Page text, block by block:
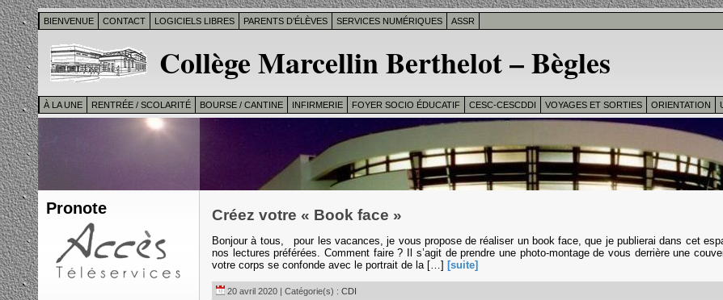
BIENVENUE CONTACT LOGICIELS LIBRES PARENTS D’ÉLÈVES SERVICES NUMÉRIQUES ASSR
Collège Marcellin Berthelot – Bègles
À LA UNE RENTRÉE / SCOLARITÉ BOURSE / CANTINE INFIRMERIE FOYER SOCIO ÉDUCATIF CESC-CESCDDI VOYAGES ET SORTIES ORIENTATION
Pronote Créez votre « Book face »
Bonjour à tous, pour les vacances, je vous propose de réaliser un book face, que je publierai dans cet
nos lectures préférées. Comment faire ? Il s’agit de prendre une photo-montage de vous derrière une
votre corps se confonde avec le portrait de la […] [suite]
20 avril 2020 | Catégorie(s) : CDI